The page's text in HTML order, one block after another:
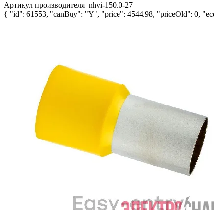
Артикул производителя nhvi-150.0-27
{ "id": 61553, "canBuy": "Y", "price": 4544.98, "priceOld": 0,